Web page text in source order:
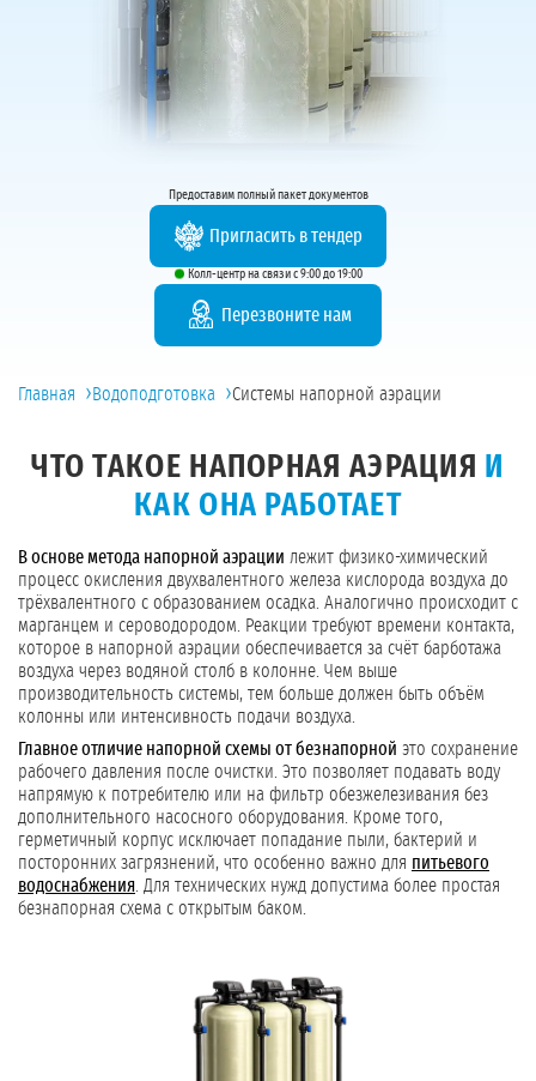
Предоставим полный пакет документов
Пригласить в тендер
Колл-центр на связи с 9:00 до 19:00
Перезвоните нам
Главная ›Водоподготовка ›Системы напорной аэрации
ЧТО ТАКОЕ НАПОРНАЯ АЭРАЦИЯ И
КАК ОНА РАБОТАЕТ
В основе метода напорной аэрации лежит физико-химический
процесс окисления двухвалентного железа кислорода воздуха до
трёхвалентного с образованием осадка. Аналогично происходит с
марганцем и сероводородом. Реакции требуют времени контакта,
которое в напорной аэрации обеспечивается за счёт барботажа
воздуха через водяной столб в колонне. Чем выше
производительность системы, тем больше должен быть объём
колонны или интенсивность подачи воздуха.
Главное отличие напорной схемы от безнапорной это сохранение
рабочего давления после очистки. Это позволяет подавать воду
напрямую к потребителю или на фильтр обезжелезивания без
дополнительного насосного оборудования. Кроме того,
герметичный корпус исключает попадание пыли, бактерий и
посторонних загрязнений, что особенно важно для питьевого
водоснабжения . Для технических нужд допустима более простая
безнапорная схема с открытым баком.